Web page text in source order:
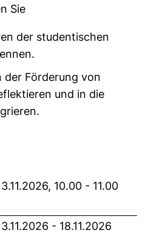
Sie
der studentischen
der Förderung von
und in die
10.00 - 11.00
- 18.11.2026